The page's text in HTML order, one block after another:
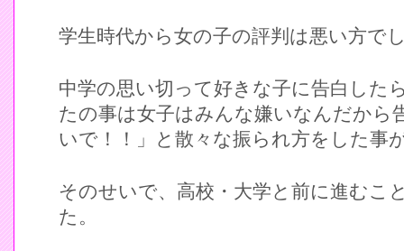
学生時代から女の子の評判は悪い方で
中学の思い切って好きな子に告白した
たの事は女子はみんな嫌いなんだから
いで！！」と散々な振られ方をした事
そのせいで、高校・大学と前に進むこ
た。